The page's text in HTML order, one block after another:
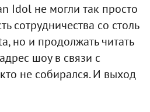
Idol не могли так просто
сотрудничества со столь
но и продолжать читать
шоу в связи с
не собирался. И выход